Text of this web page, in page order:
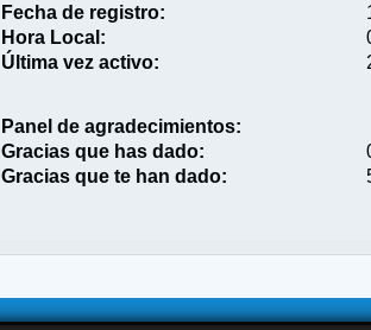
Fecha de registro:
Hora Local:
Última vez activo:
Panel de agradecimientos:
Gracias que has dado:
Gracias que te han dado: